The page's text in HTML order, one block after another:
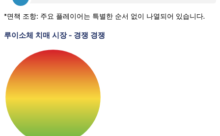
*면책 조항: 주요 플레이어는 특별한 순서 없이 나열되어 있습니다.
루이소체 치매 시장- 경쟁 경쟁